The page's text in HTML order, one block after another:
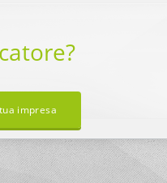
?
impresa